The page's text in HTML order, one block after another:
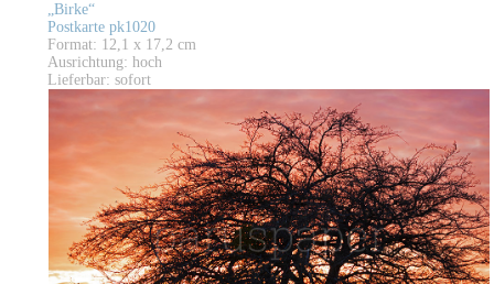
„Birke“
Postkarte pk1020
Format: 12,1 x 17,2 cm
Ausrichtung: hoch
Lieferbar: sofort